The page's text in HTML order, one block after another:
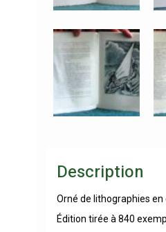
Description
Orné de lithographies
Édition tirée à 840